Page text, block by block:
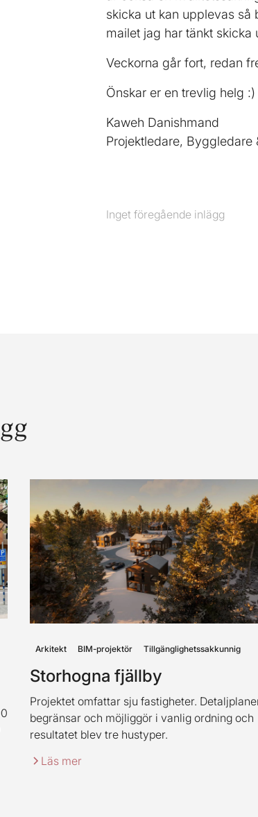
skicka ut kan upplevas så
mailet jag har tänkt skicka
Veckorna går fort, redan
Önskar er en trevlig helg :)
Kaweh Danishmand
Projektledare, Byggledare
Föregåendeinlägg
Inget föregående inlägg
Arkitekt BIM-projektör Tillgänglighetssakkunnig
Storhogna fjällby
Projektet omfattar sju fastigheter.
begränsar och möjliggör i vanlig ordning och
resultatet blev tre hustyper.
Läs mer